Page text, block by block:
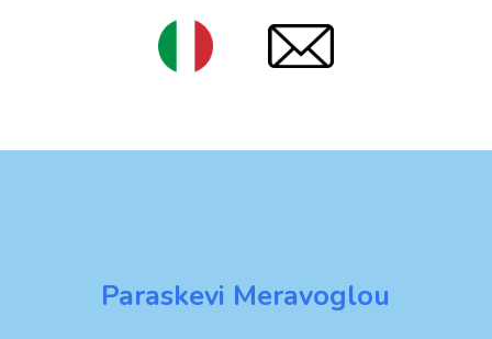
Paraskevi Meravoglou